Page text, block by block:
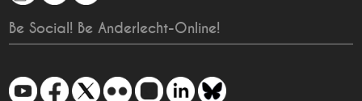
Be Social! Be Anderlecht-Online!